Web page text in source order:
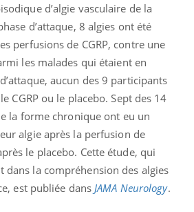
d’algie vasculaire de la
d’attaque, 8 algies ont été
perfusions de CGRP, contre une
les malades qui étaient en
aucun des 9 participants
CGRP ou le placebo. Sept des 14
la forme chronique ont eu un
algie après la perfusion de
le placebo. Cette étude, qui
dans la compréhension des algies
est publiée dans JAMA Neurology.